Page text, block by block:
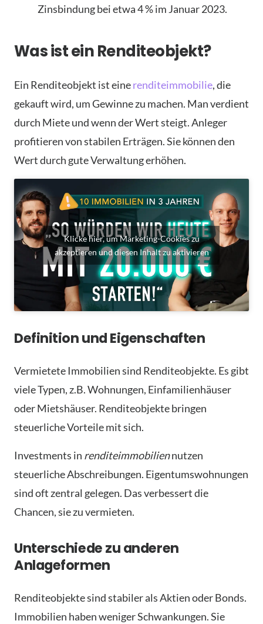
Zinsbindung bei etwa 4 % im Januar 2023.
Was ist ein Renditeobjekt?
Ein Renditeobjekt ist einerenditeimmobilie, die
gekauft wird, um Gewinne zu machen. Man verdient
durch Miete und wenn der Wert steigt. Anleger
profitieren von stabilen Erträgen. Sie können den
Wert durch gute Verwaltung erhöhen.
Klicke hier, um Marketing-Cookies zu
akzeptieren und diesen Inhalt zu aktivieren
Definition und Eigenschaften
Vermietete Immobilien sind Renditeobjekte. Es gibt
viele Typen, z.B. Wohnungen, Einfamilienhäuser
oder Mietshäuser. Renditeobjekte bringen
steuerliche Vorteile mit sich.
Investments in renditeimmobiliennutzen
steuerliche Abschreibungen. Eigentumswohnungen
sind oft zentral gelegen. Das verbessert die
Chancen, sie zu vermieten.
Unterschiede zu anderen
Anlageformen
Renditeobjekte sind stabiler als Aktien oder Bonds.
Immobilien haben weniger Schwankungen. Sie